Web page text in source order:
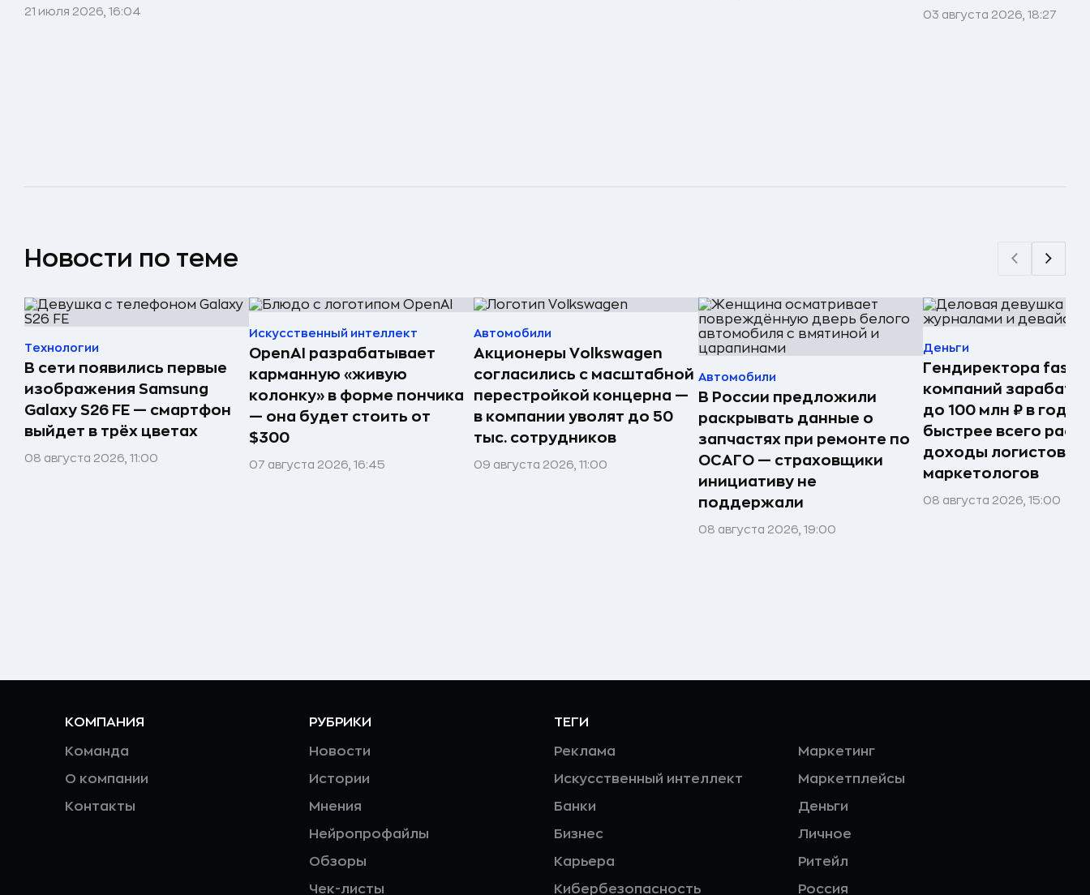
21 июля 2026, 16:04 03 августа 2026, 18:27
Новости по теме
Технологии
В сети появились первые
изображения Samsung
Galaxy S26 FE — смартфон
выйдет в трёх цветах
08 августа 2026, 11:00
Искусственный интеллект
OpenAI разрабатывает
карманную «живую
колонку» в форме пончика
— она будет стоить от
$300
07 августа 2026, 16:45
Автомобили
Акционеры Volkswagen
согласились с масштабной
перестройкой концерна —
в компании уволят до 50
тыс. сотрудников
09 августа 2026, 11:00
Автомобили
В России предложили
раскрывать данные о
запчастях при ремонте по
ОСАГО — страховщики
инициативу не
поддержали
08 августа 2026, 19:00
Деньги
Гендиректора
компаний
до 100 млн ₽ в год —
быстрее всего
доходы логистов и
маркетологов
08 августа 2026, 15:00
КОМПАНИЯ
Команда
О компании
Контакты
РУБРИКИ
Новости
Истории
Мнения
Нейропрофайлы
Обзоры
Чек-листы
ТЕГИ
Реклама
Искусственный интеллект
Банки
Бизнес
Карьера
Кибербезопасность
Маркетинг
Маркетплейсы
Деньги
Личное
Ритейл
Россия